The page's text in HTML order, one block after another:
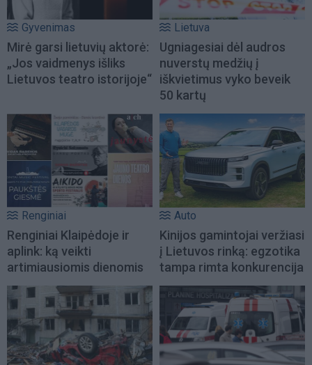
Gyvenimas
Mirė garsi lietuvių aktorė:
„Jos vaidmenys išliks
Lietuvos teatro istorijoje“
Lietuva
Ugniagesiai dėl audros
nuverstų medžių į
iškvietimus vyko beveik
50 kartų
Renginiai
Renginiai Klaipėdoje ir
aplink: ką veikti
artimiausiomis dienomis
Auto
Kinijos gamintojai veržiasi
į Lietuvos rinką: egzotika
tampa rimta konkurencija